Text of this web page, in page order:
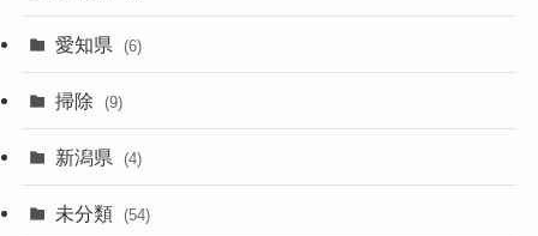
愛知県 (6)
掃除 (9)
新潟県 (4)
未分類 (54)